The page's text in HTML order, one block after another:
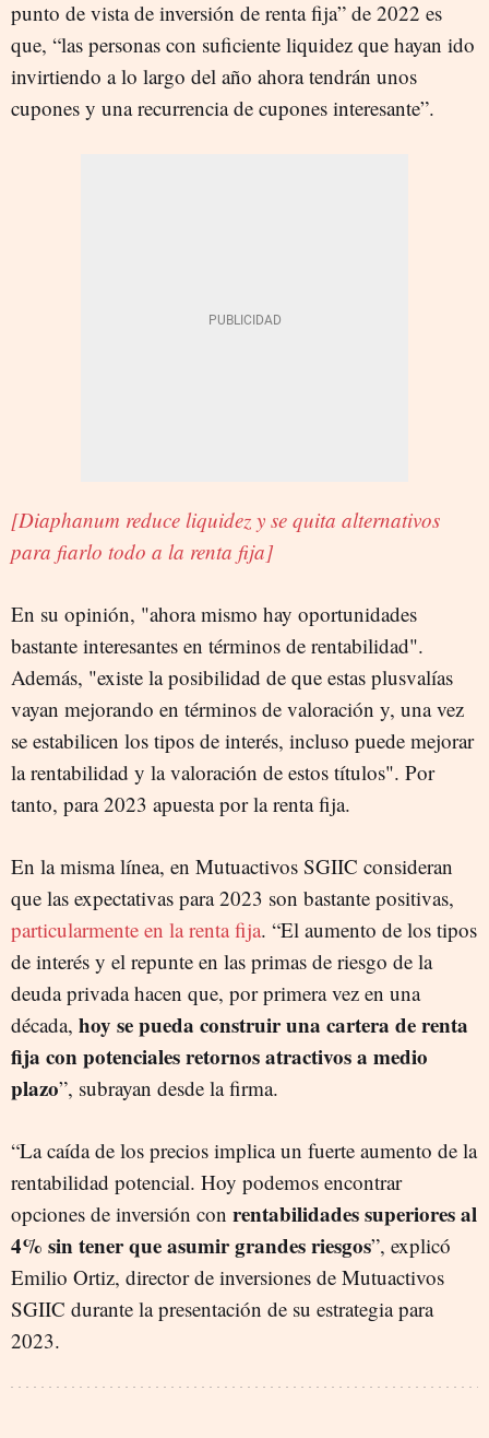
punto de vista de inversión de renta fija” de 2022 es
que, “las personas con suficiente liquidez que hayan ido
invirtiendo a lo largo del año ahora tendrán unos
cupones y una recurrencia de cupones interesante”.
[Diaphanum reduce liquidez y se quita alternativos
para fiarlo todo a la renta fija]
En su opinión, "ahora mismo hay oportunidades
bastante interesantes en términos de rentabilidad".
Además, "existe la posibilidad de que estas plusvalías
vayan mejorando en términos de valoración y, una vez
se estabilicen los tipos de interés, incluso puede mejorar
la rentabilidad y la valoración de estos títulos". Por
tanto, para 2023 apuesta por la renta fija.
En la misma línea, en Mutuactivos SGIIC consideran
que las expectativas para 2023 son bastante positivas,
particularmente en la renta fija. “El aumento de los tipos
de interés y el repunte en las primas de riesgo de la
deuda privada hacen que, por primera vez en una
década, hoy se pueda construir una cartera de renta
fija con potenciales retornos atractivos a medio
plazo”, subrayan desde la firma.
“La caída de los precios implica un fuerte aumento de la
rentabilidad potencial. Hoy podemos encontrar
opciones de inversión con rentabilidades superiores al
4% sin tener que asumir grandes riesgos”, explicó
Emilio Ortiz, director de inversiones de Mutuactivos
SGIIC durante la presentación de su estrategia para
2023.